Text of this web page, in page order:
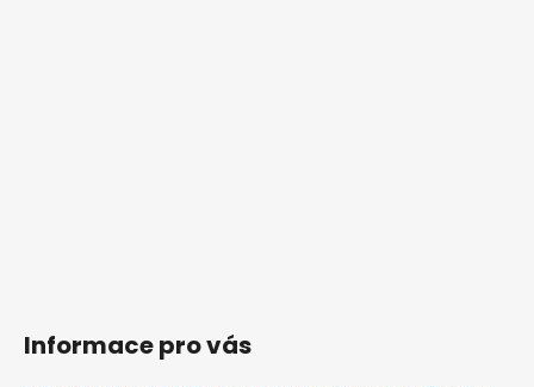
Informace pro vás